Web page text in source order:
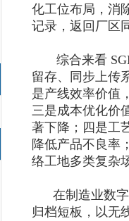
化工位布局，消
记录，返回厂区
综合来看
留存、同步上传
是产线效率价值
三是成本优化价
著下降；四是工
降低产品不良率
络工地多类复杂
在制造业数字
归档短板，以无